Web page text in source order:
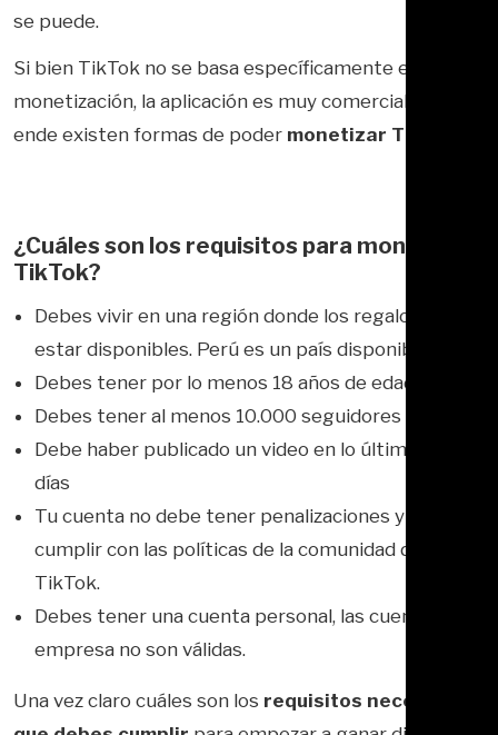
se puede.
Si bien TikTok no se basa específicamente en la
monetización, la aplicación es muy comercial y por
ende existen formas de poder monetizar TikTok.
¿Cuáles son los requisitos para monetizar
TikTok?
Debes vivir en una región donde los regalos deben
estar disponibles. Perú es un país disponible.
Debes tener por lo menos 18 años de edad
Debes tener al menos 10.000 seguidores
Debe haber publicado un video en lo últimos 30
días
Tu cuenta no debe tener penalizaciones y debe
cumplir con las políticas de la comunidad de
TikTok.
Debes tener una cuenta personal, las cuentas de
empresa no son válidas.
Una vez claro cuáles son los requisitos necesarios